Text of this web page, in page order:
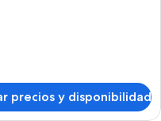
precios y disponibilidad